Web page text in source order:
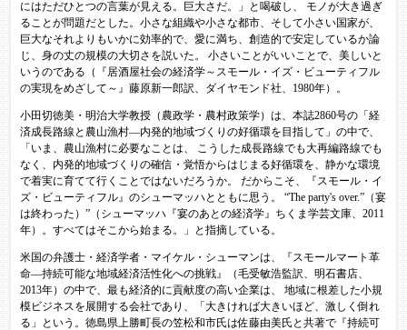
にはただひとつの言葉が見える。巨大さだ。」と喝破し、 モノが大き過ぎ
ることが問題だとした。小さな組織や小さな都市、そして小さい国家が、
巨大なそれよりもいかに効率的で、愛に満ち、創造的で安定しているか論
じ、身の丈の規模の大切さを説いた。 小さいことがいいことで、美しいと
いうのである（『居酒屋社会の経済学～スモール・イズ・ビューティフル
の実現をめざして～』藤原新一郎訳、ダイヤモンド社、1980年）。
小田切徳美・明治大学教授（農政学・農村政策学）は、本誌2860号の「経
済成長路線と農山漁村―内発的地域づくりの好循環を目指して」の中で、
「いま、農山漁村に必要なことは、 こうした成長路線でも大再編路線でも
なく、内発的地域づくりの確信・覚悟からはじまる好循環を、静かな環境
で着実に育てて行くことではないだろうか。 だからこそ、『スモール・イ
ズ・ビューティフル』のシューマッハとともに思う。 “The party's over.”（宴
は終わった）”（シューマッハ『宴のあとの経済学』ちくま学芸文庫、2011
年）。すべてはそこから始まる。」と指摘している。
米国の弁護士・経済学者・マイケル・シューマンは、『スモールマート革
命―持続可能な地域経済活性化への挑戦』（毛受敏浩監訳、明石書店、
2013年）の中で、最も経済的に貢献度の高い企業は、 地域に根差した小規
模ビジネスを展開する会社であり、「大きければ大きいほど、激しく倒れ
る」という。徳島県上勝町長の笠松和市氏は佐藤由美氏と共著で『持続可